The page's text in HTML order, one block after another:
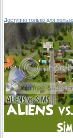
Доступно только для